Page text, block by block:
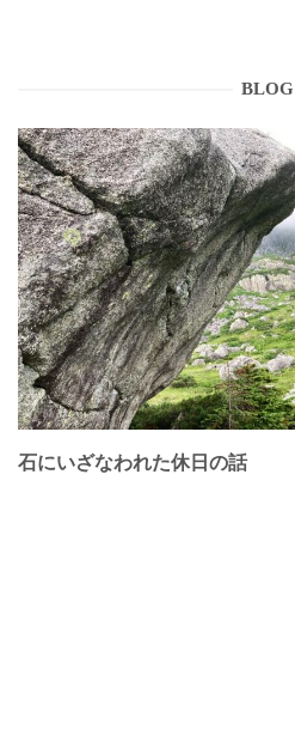
BLOG
石にいざなわれた休日の話